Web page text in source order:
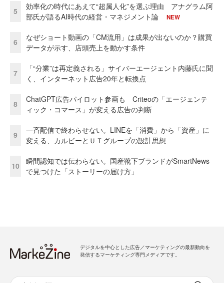
5
効率化の時代にあえて“超属人化”を選ぶ理由 アナグラム阿
部氏が語るAI時代の経営・マネジメント論
NEW
6
なぜショート動画の「CM流用」は成果が出ないのか？購買
データが示す、店頭売上を動かす条件
7
「“分業”は再定義される」サイバーエージェント内藤氏に聞
く、インターネット広告20年と転換点
8
ChatGPT広告パイロット参画も Criteoの「エージェンテ
ィック・コマース」が変える広告の判断
9
一斉配信で終わらせない。LINEを「消費」から「資産」に
変える、カルビーとＵＴグループの設計思想
10
瞬間認知では伝わらない。国産靴下ブランドがSmartNews
で見つけた「ストーリーの届け方」
デジタルを中心とした広告／マーケティングの最新動向を
発信するマーケティング専門メディアです。